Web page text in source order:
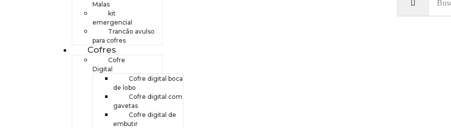
Malas
kit
emergencial
Trancão avulso
para cofres
Cofres
Cofre
Digital
Cofre digital boca
de lobo
Cofre digital com
gavetas
Cofre digital de
embutir